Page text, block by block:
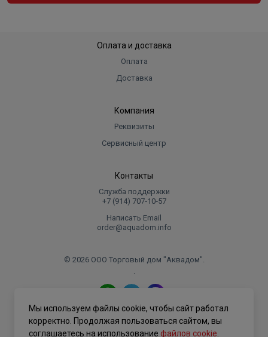
312
Оплата и доставка
Оплата
Доставка
Компания
Реквизиты
Сервисный центр
Контакты
Служба поддержки
+7 (914) 707‑10‑57
Написать Email
order@aquadom.info
© 2026 ООО Торговый дом "Аквадом".
.
Политика конфиденциальности
Мы используем файлы cookie, чтобы сайт работал
корректно. Продолжая пользоваться сайтом, вы
соглашаетесь на использование файлов cookie